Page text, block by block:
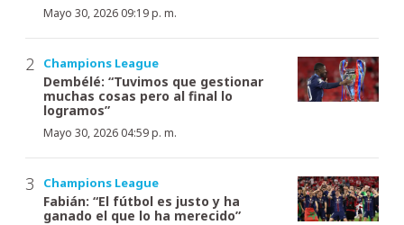
Mayo 30, 2026 09:19 p. m.
Champions League
Dembélé: “Tuvimos que gestionar
muchas cosas pero al final lo
logramos”
Mayo 30, 2026 04:59 p. m.
Champions League
Fabián: “El fútbol es justo y ha
ganado el que lo ha merecido”